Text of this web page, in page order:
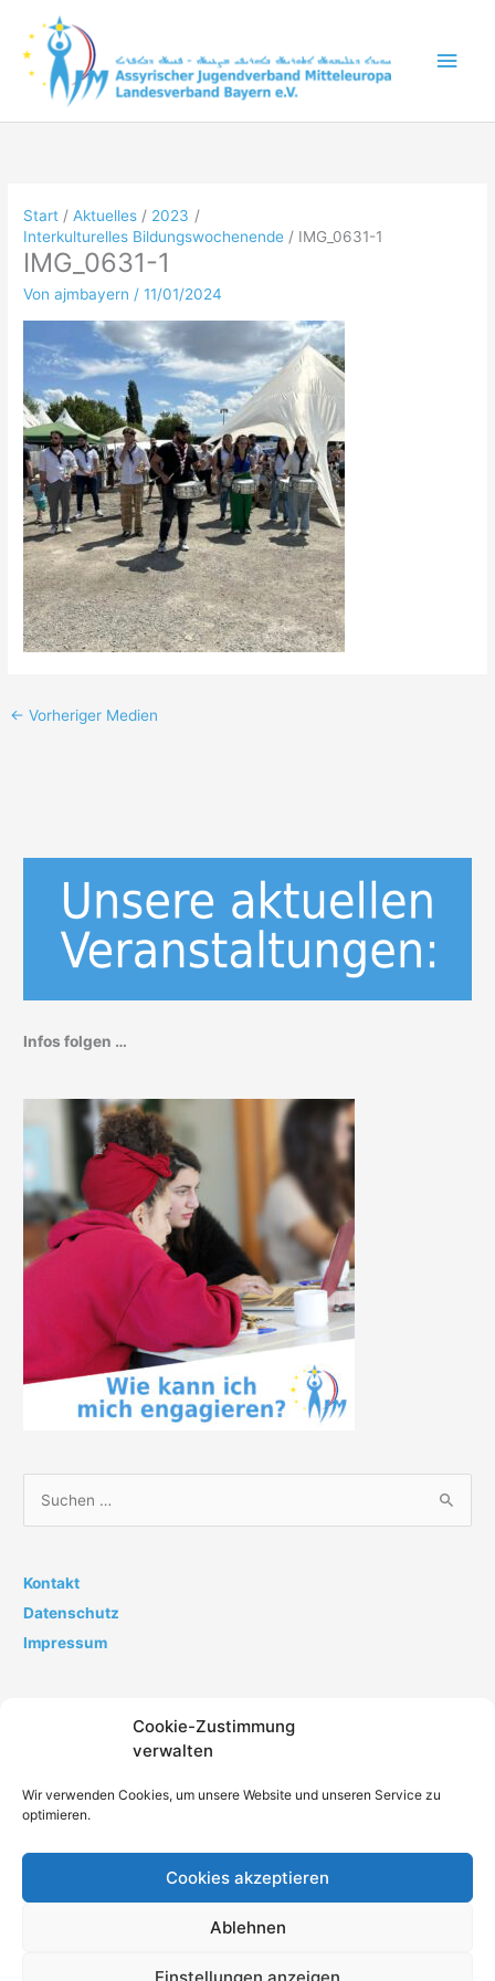
Cookie-Zustimmung
verwalten
Wir verwenden Cookies, um unsere Website und unseren Service zu
optimieren.
Cookies akzeptieren
Ablehnen
Einstellungen anzeigen
Inhalt
springen
Start Aktuelles
2023
Interkulturelles Bildungswochenende
IMG_0631-1
IMG_0631-1
Vonajmbayern/11/01/2024
← Vorheriger Medien
Infos folgen …
h
e
n
Kontakt
Datenschutz
Impressum
Impressum Datenschutz AGB
Kontakt
Cookie-Richtlinie (EU)